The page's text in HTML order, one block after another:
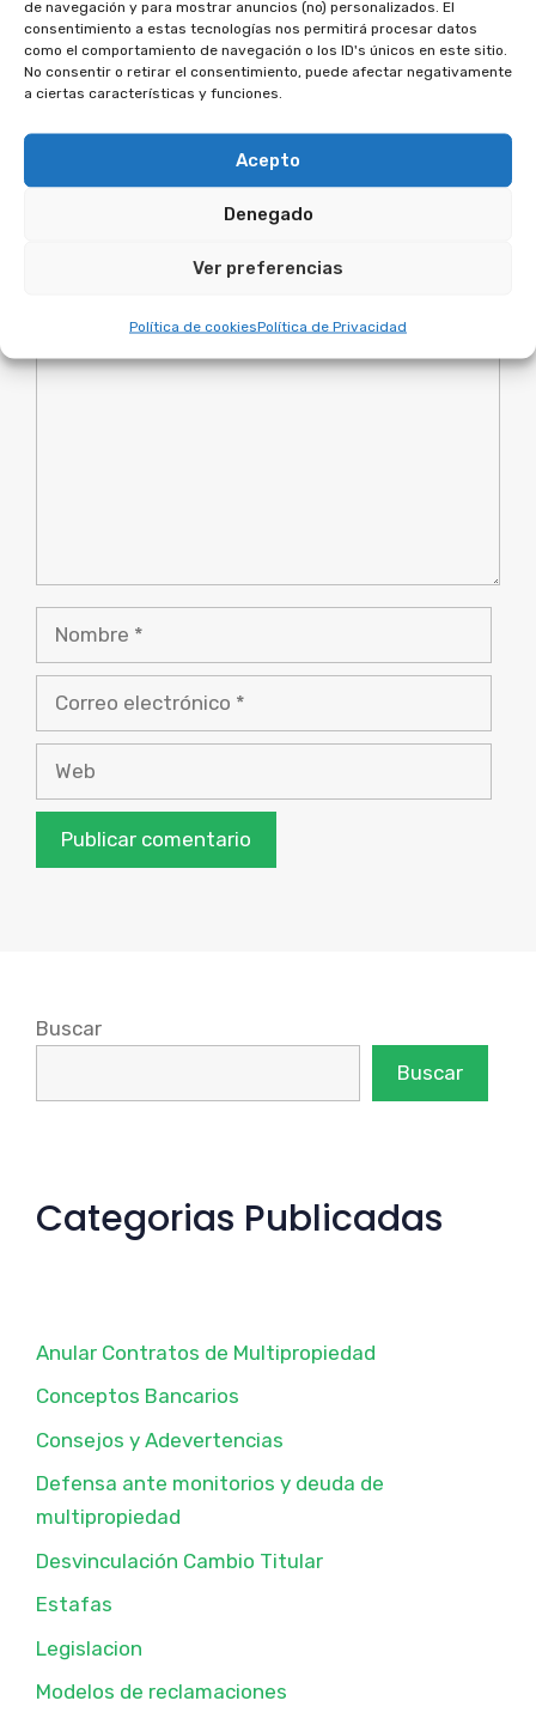
de navegación y para mostrar anuncios (no) personalizados. El
consentimiento a estas tecnologías nos permitirá procesar datos
como el comportamiento de navegación o los ID's únicos en este sitio.
No consentir o retirar el consentimiento, puede afectar negativamente
a ciertas características y funciones.
Acepto
Denegado
Ver preferencias
Política de cookiesPolítica de Privacidad
La Ley de Protección de Datos Personales
Ley 24/1988 del Mercado de Valores
Deja un comentario
Comentario
Nombre
Correo
Web
Buscar
Buscar
Categorias Publicadas
Anular Contratos de Multipropiedad
Conceptos Bancarios
Consejos y Adevertencias
Defensa ante monitorios y deuda de
multipropiedad
Desvinculación Cambio Titular
Estafas
Legislacion
Modelos de reclamaciones